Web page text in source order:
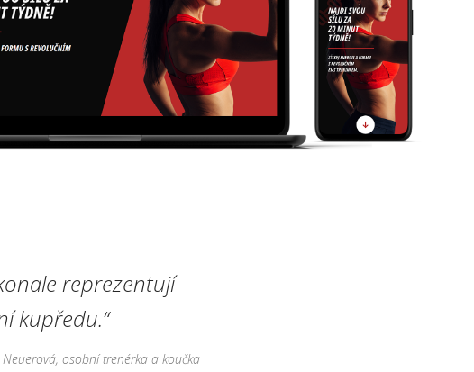
reprezentují
kupředu.“
osobní trenérka a koučka